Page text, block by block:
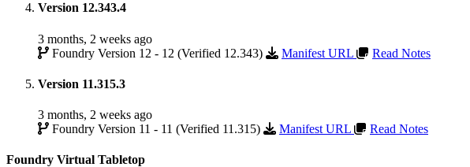
Version 12.343.4
3 months, 2 weeks ago
Foundry Version 12 - 12 (Verified 12.343)
Manifest URL Read Notes
Version 11.315.3
3 months, 2 weeks ago
Foundry Version 11 - 11 (Verified 11.315)
Manifest URL Read Notes
Foundry Virtual Tabletop